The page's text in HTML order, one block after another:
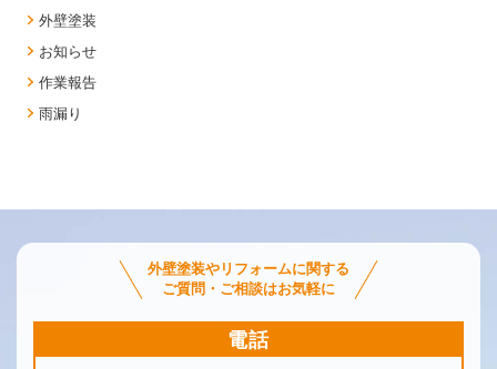
外壁塗装
お知らせ
作業報告
雨漏り
外壁塗装やリフォームに関する
ご質問・ご相談はお気軽に
電話